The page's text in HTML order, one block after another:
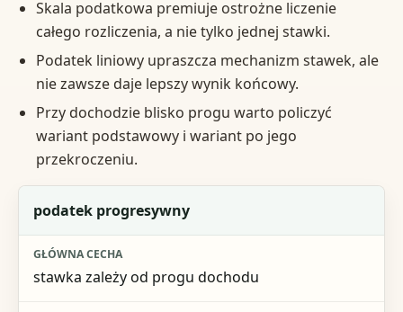
Skala podatkowa premiuje ostrożne liczenie
całego rozliczenia, a nie tylko jednej stawki.
Podatek liniowy upraszcza mechanizm stawek, ale
nie zawsze daje lepszy wynik końcowy.
Przy dochodzie blisko progu warto policzyć
wariant podstawowy i wariant po jego
przekroczeniu.
Wariant
Główna cecha
Kiedy warto sprawdzić
podatek progresywny
stawka zależy od progu dochodu